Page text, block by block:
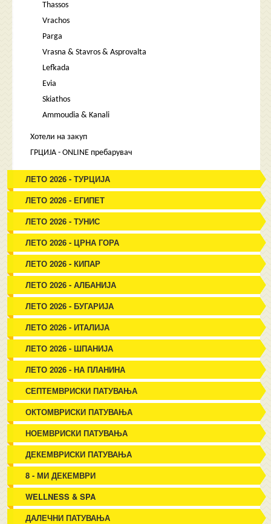
Thassos
Vrachos
Parga
Vrasna & Stavros & Asprovalta
Lefkada
Evia
Skiathos
Ammoudia & Kanali
Хотели на закуп
ГРЦИЈА - ONLINE пребарувач
ЛЕТО 2026 - ТУРЦИЈА
ЛЕТО 2026 - ЕГИПЕТ
ЛЕТО 2026 - ТУНИС
ЛЕТО 2026 - ЦРНА ГОРА
ЛЕТО 2026 - КИПАР
ЛЕТО 2026 - АЛБАНИЈА
ЛЕТО 2026 - БУГАРИЈА
ЛЕТО 2026 - ИТАЛИЈА
ЛЕТО 2026 - ШПАНИЈА
ЛЕТО 2026 - НА ПЛАНИНА
СЕПТЕМВРИСКИ ПАТУВАЊА
ОКТОМВРИСКИ ПАТУВАЊА
НОЕМВРИСКИ ПАТУВАЊА
ДЕКЕМВРИСКИ ПАТУВАЊА
8 - МИ ДЕКЕМВРИ
WELLNESS & SPA
ДАЛЕЧНИ ПАТУВАЊА